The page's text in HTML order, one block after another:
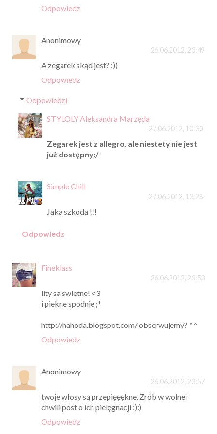
Odpowiedz
Anonimowy
26.06.2012, 23:49
A zegarek skąd jest? :))
Odpowiedz
Odpowiedzi
STYLOLY Aleksandra Marzęda
27.06.2012, 10:30
Zegarek jest z allegro, ale niestety nie jest
już dostępny:/
Simple Chill
27.06.2012, 13:28
Jaka szkoda !!!
Odpowiedz
Fineklass
26.06.2012, 23:53
lity sa swietne! <3
i piekne spodnie ;*
http://hahoda.blogspot.com/ obserwujemy? ^^
Odpowiedz
Anonimowy
26.06.2012, 23:57
twoje włosy są przepięęękne. Zrób w wolnej
chwili post o ich pielęgnacji :):)
Odpowiedz